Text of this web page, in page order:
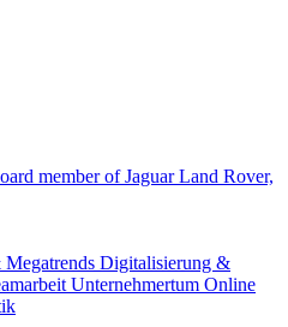
member of Jaguar Land Rover,
Digitalisierung &
Unternehmertum Online